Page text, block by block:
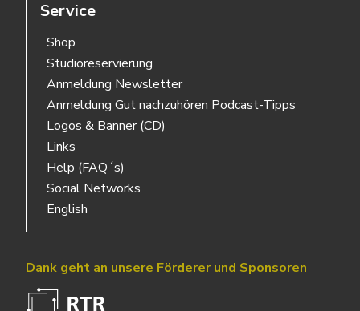
Service
Shop
Studioreservierung
Anmeldung Newsletter
Anmeldung Gut nachzuhören Podcast-Tipps
Logos & Banner (CD)
Links
Help (FAQ´s)
Social Networks
English
Dank geht an unsere Förderer und Sponsoren